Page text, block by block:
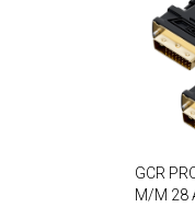
GCR
M/M 28